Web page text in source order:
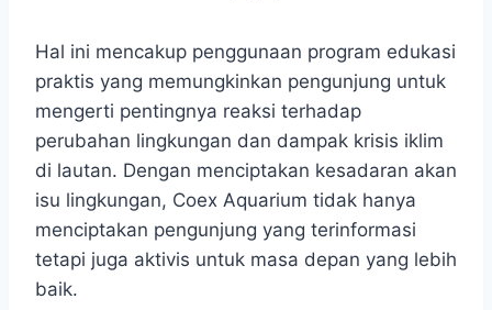
Hal ini mencakup penggunaan program edukasi
praktis yang memungkinkan pengunjung untuk
mengerti pentingnya reaksi terhadap
perubahan lingkungan dan dampak krisis iklim
di lautan. Dengan menciptakan kesadaran akan
isu lingkungan, Coex Aquarium tidak hanya
menciptakan pengunjung yang terinformasi
tetapi juga aktivis untuk masa depan yang lebih
baik.